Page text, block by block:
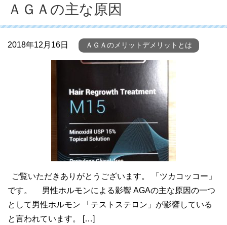
ＡＧＡの主な原因
2018年12月16日 ＡＧＡのメリットデメリットとは
ご覧いただきありがとうございます。 「ツカコッコー」
です。 男性ホルモンによる影響 AGAの主な原因の一つ
として男性ホルモン 「テストステロン」が影響している
と言われています。 […]